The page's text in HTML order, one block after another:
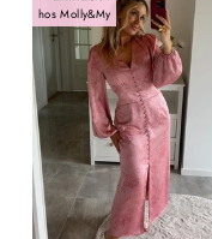
hos Molly&My